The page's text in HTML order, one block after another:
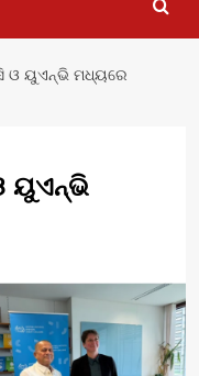
ଓ ୟୁଏନ୍‍ଭି ମଧ୍ୟରେ
ୟୁଏନ୍‍ଭି